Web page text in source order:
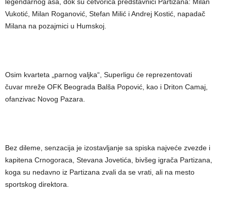
Vukotić, Milan Roganović, Stefan Milić i Andrej Kostić, napadač
Milana na pozajmici u Humskoj.
Osim kvarteta „parnog valjka“, Superligu će reprezentovati
čuvar mreže OFK Beograda Balša Popović, kao i Driton Camaj,
ofanzivac Novog Pazara.
Bez dileme, senzacija je izostavljanje sa spiska najveće zvezde i
kapitena Crnogoraca, Stevana Jovetića, bivšeg igrača Partizana,
koga su nedavno iz Partizana zvali da se vrati, ali na mesto
sportskog direktora.